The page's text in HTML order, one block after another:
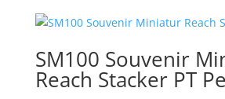
SM100 Souvenir
Reach Stacker PT